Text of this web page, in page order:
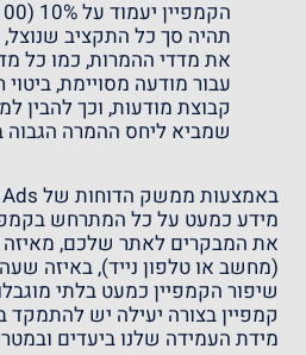
תהיה סך כל התקציב
את מדדי ההמרות, כמו כל
עבור מודעה מסויימת,
קבוצת מודעות, וכך להבין
שמביא ליחס ההמרה הגבוה
מידע כמעט על כל המתרחש
את המבקרים לאתר שלכם, מאיזה
(מחשב או טלפון נייד), באיזה שעה
שיפור הקמפיין כמעט בלתי
קמפיין בצורה יעילה יש
מידת העמידה שלנו ביעדים